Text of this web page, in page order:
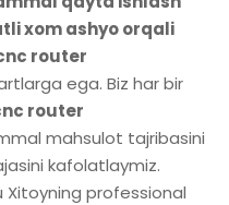
xom ashyo orqali
router
ega. Biz har bir
router
mahsulot tajribasini
kafolatlaymiz.
Xitoyning professional